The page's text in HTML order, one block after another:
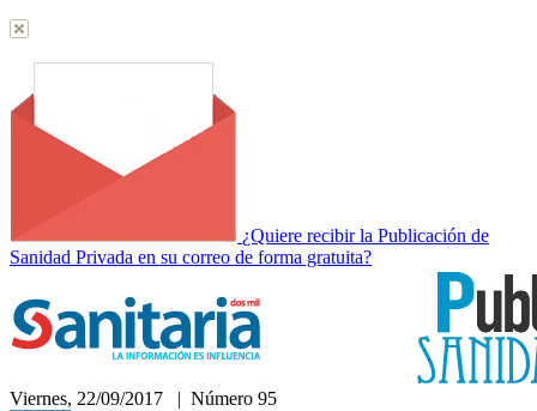
¿Quiere recibir la Publicación de
Sanidad Privada en su correo de forma gratuita?
Viernes, 22/09/2017 | Número 95